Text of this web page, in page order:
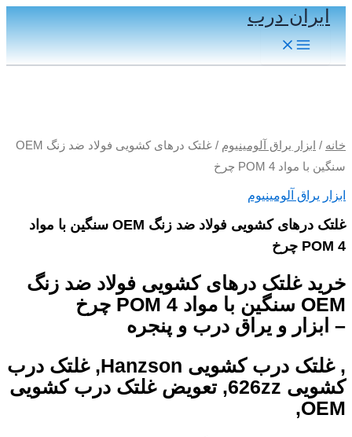
پرش
به
محتوا
ایران درب
Main
Menu
خانه / ابزار یراق آلومینیوم
/ غلتک درهای کشویی فولاد ضد زنگ OEM
سنگین با مواد POM 4 چرخ
ابزار یراق آلومینیوم
غلتک درهای کشویی فولاد ضد زنگ OEM سنگین با مواد
POM 4 چرخ
خرید غلتک درهای کشویی فولاد ضد زنگ
OEM سنگین با مواد POM 4 چرخ
– ابزار و یراق درب و پنجره
, غلتک درب کشویی Hanzson, غلتک درب
کشویی 626zz, تعویض غلتک درب کشویی
OEM,